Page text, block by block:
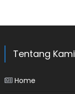
Tentang Kami
Home